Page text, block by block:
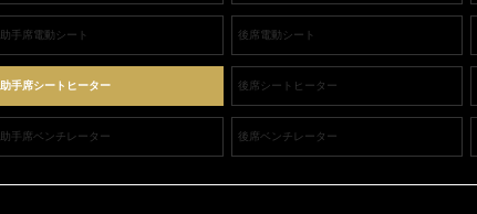
助手席電動シート 後席電動シート
助手席シートヒーター 後席シートヒーター
助手席ベンチレーター 後席ベンチレーター